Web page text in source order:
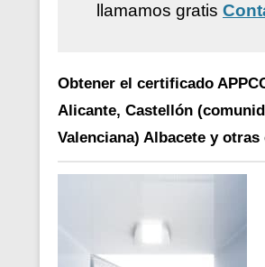
llamamos gratis
Obtener el certificado
Alicante, Castellón
Valenciana) Albacete y otras